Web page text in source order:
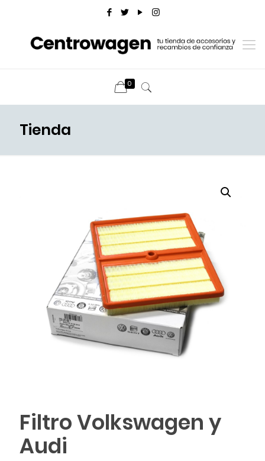
0
Tienda
Filtro Volkswagen y
Audi